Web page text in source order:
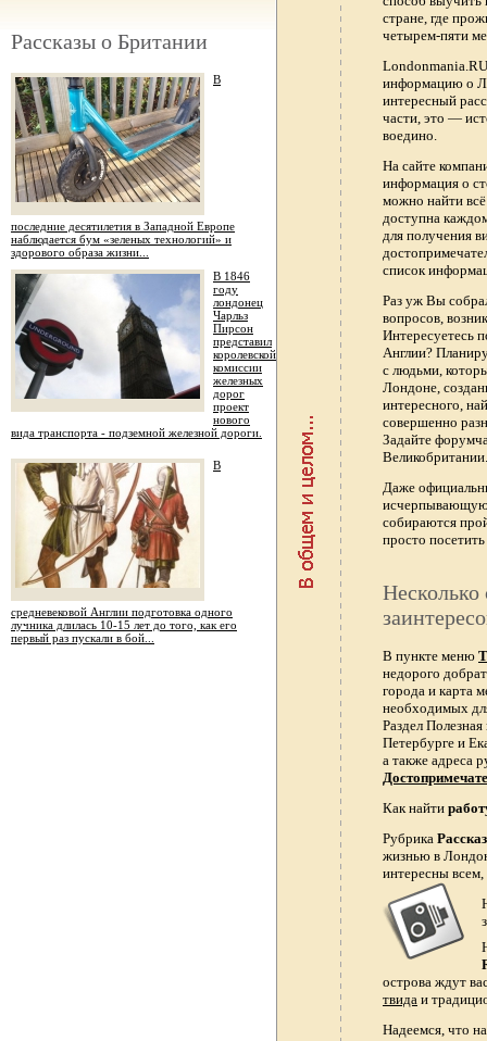
Рассказы о Британии
В
последние десятилетия в Западной Европе
наблюдается бум «зеленых технологий» и
здорового образа жизни...
В 1846
году
лондонец
Чарльз
Пирсон
представил
королевской
комиссии
железных
дорог
проект
нового
вида транспорта - подземной железной дороги.
В
средневековой Англии подготовка одного
лучника длилась 10-15 лет до того, как его
первый раз пускали в бой...
стране, где
четырем-пяти
информацию о
интересный
части, это —
воедино.
На сайте
информация о
можно найти
доступна
для получения
список
Раз уж Вы
вопросов,
Интересуетесь
Англии?
с людьми,
Лондоне,
интересного,
совершенно
Задайте
Даже
исчерпывающую
собираются
просто
Несколько
В пункте меню
недорого
города и карта
необходимых
Раздел
Петербурге и
а также адреса
Как найти
Рубрика
жизнью в
интересны
острова ждут
твида и
Надеемся, что